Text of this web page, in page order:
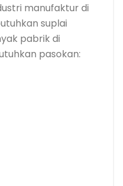
manufaktur di
suplai
pabrik di
pasokan: